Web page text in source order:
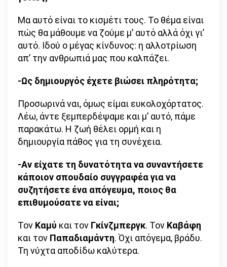
Μα αυτό είναι το κισμέτι τους. Το θέμα είναι
πώς θα μάθουμε να ζούμε μ’ αυτό αλλά όχι γι’
αυτό. Ιδού ο μέγας κίνδυνος: η αλλοτρίωση
απ’ την ανθρωπιά μας που καλπάζει.
-Ως δημιουργός έχετε βιώσει πληρότητα;
Προσωρινά ναι, όμως είμαι ευκολοχόρτατος.
Λέω, άντε ξεμπερδέψαμε και μ’ αυτό, πάμε
παρακάτω. Η ζωή θέλει ορμή και η
δημιουργία πάθος για τη συνέχεια.
-Αν είχατε τη δυνατότητα να συναντήσετε
κάποιον σπουδαίο συγγραφέα για να
συζητήσετε ένα απόγευμα, ποιος θα
επιθυμούσατε να είναι;
Τον Καμύ και τον Γκίνζμπεργκ. Τον Καβάφη
και τον Παπαδιαμάντη. Όχι απόγεμα, βράδυ.
Τη νύχτα αποδίδω καλύτερα.